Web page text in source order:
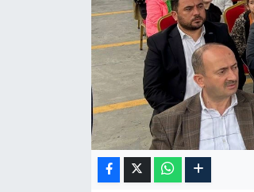
Burç Yorumları
Hava Durumu